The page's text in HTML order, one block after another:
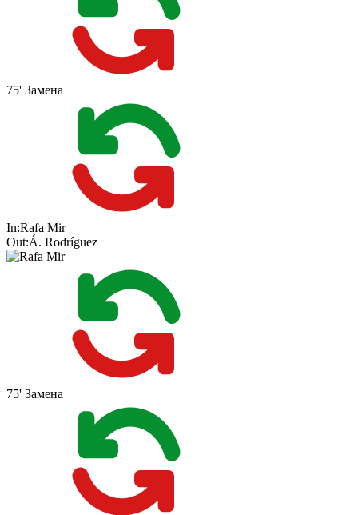
75' Замена
In:Rafa Mir
Out:Á. Rodríguez
75' Замена